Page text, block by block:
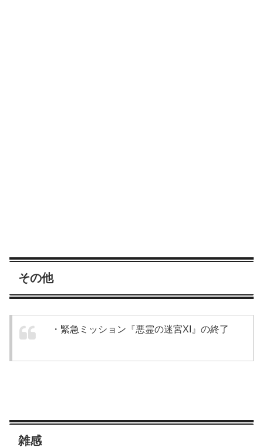
その他
・緊急ミッション『悪霊の迷宮XI』の終了
雑感